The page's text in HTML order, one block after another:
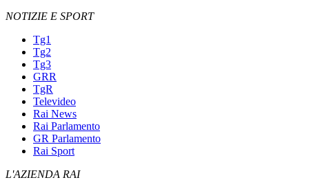
NOTIZIE E SPORT
Tg1
Tg2
Tg3
GRR
TgR
Televideo
Rai News
Rai Parlamento
GR Parlamento
Rai Sport
L'AZIENDA RAI